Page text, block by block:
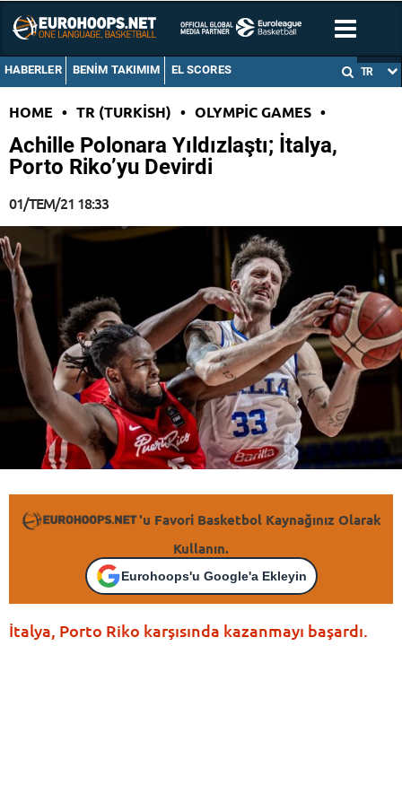
HABERLER BENIM TAKIMIM EL SCORES TR
HOME • TR (TURKISH) • OLYMPIC GAMES •
Achille Polonara Yıldızlaştı; İtalya,
Porto Riko’yu Devirdi
01/TEM/21 18:33
'u Favori Basketbol Kaynağınız Olarak
Kullanın.
Eurohoops'u Google'a Ekleyin
İtalya, Porto Riko karşısında kazanmayı başardı.